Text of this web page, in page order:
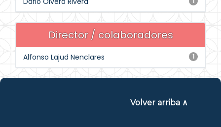
Director / colaboradores
1
Alfonso Lajud Nenclares
Volver arriba ∧